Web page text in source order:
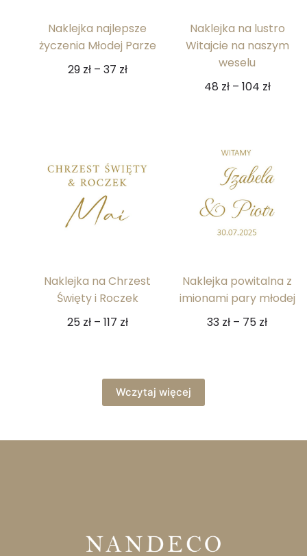
Naklejka najlepsze
życzenia Młodej Parze
29 zł – 37 zł
Naklejka na lustro
Witajcie na naszym
weselu
48 zł – 104 zł
Naklejka na Chrzest
Święty i Roczek
25 zł – 117 zł
Naklejka powitalna z
imionami pary młodej
33 zł – 75 zł
Wczytaj więcej